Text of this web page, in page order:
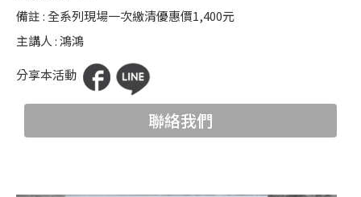
夜
鶯
科
鶯
備註 : 全系列現場一次繳清優惠價1,400元
主講人 : 鴻鴻
分享本活動
聯絡我們